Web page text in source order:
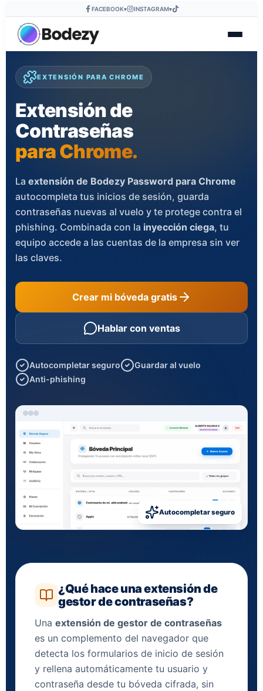
FACEBOOK▾ INSTAGRAM▾
EXTENSIÓN PARA CHROME
Extensión de
Contraseñas
para Chrome.
La extensión de Bodezy Password para Chrome
autocompleta tus inicios de sesión, guarda
contraseñas nuevas al vuelo y te protege contra el
phishing. Combinada con la inyección ciega, tu
equipo accede a las cuentas de la empresa sin ver
las claves.
Crear mi bóveda gratis
Hablar con ventas
Autocompletar seguro
Guardar al vuelo
Anti-phishing
Autocompletar seguro
¿Qué hace una extensión de
gestor de contraseñas?
Una extensión de gestor de contraseñas
es un complemento del navegador que
detecta los formularios de inicio de sesión
y rellena automáticamente tu usuario y
contraseña desde tu bóveda cifrada, sin